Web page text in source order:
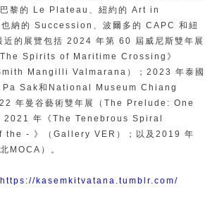
巴黎的 Le Plateau、紐約的 Art in
納的 Succession、波爾多的 CAPC 和紐
近的展覽包括 2024 年第 60 屆威尼斯雙年展
The Spirits of Maritime Crossing》
Mangilli Valmarana）；2023 年泰國
Pa Sak和National Museum Chiang
年曼谷藝術雙年展（The Prelude: One
2021 年《The Tenebrous Spiral
- 》（Gallery VER）；以及2019 年
MOCA）。
https://kasemkitvatana.tumblr.com/